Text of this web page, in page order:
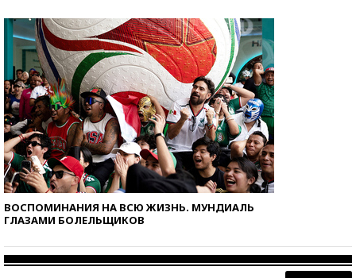
ВОСПОМИНАНИЯ НА ВСЮ ЖИЗНЬ. МУНДИАЛЬ
ГЛАЗАМИ БОЛЕЛЬЩИКОВ